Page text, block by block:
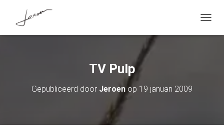
O
A
TV Pulp
Gepubliceerd door Jeroen op 19 januari 2009